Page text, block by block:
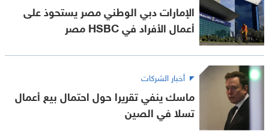
الإمارات دبي الوطني مصر يستحوذ على
أعمال الأفراد في HSBC مصر
أخبار الشركات
ماسك ينفي تقريرا حول احتمال بيع أعمال
تسلا في الصين